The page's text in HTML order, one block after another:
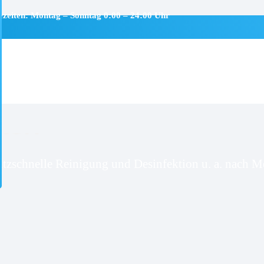
Montag – Sonntag 0:00 – 24:00 Uhr
Reinigung und Desinfektion u. a. nach